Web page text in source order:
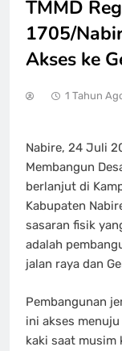
TMMD
1705/
Akses ke
1 Tahun
Nabire, 24 Juli
Membangun
berlanjut di
Kabupaten
sasaran fisik
adalah
jalan raya dan
Pembangunan
ini akses
kaki saat musim